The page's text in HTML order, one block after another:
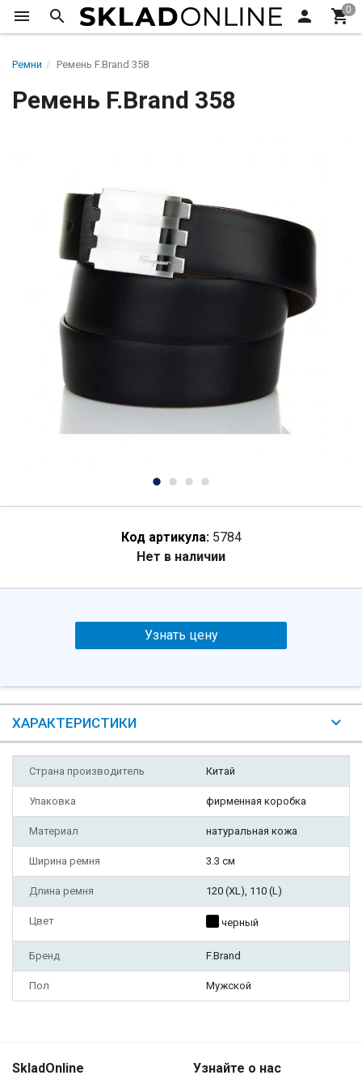
Ремни Ремень F.Brand 358
Ремень F.Brand 358
Код артикула: 5784
Нет в наличии
Узнать цену
ХАРАКТЕРИСТИКИ
Страна производитель Китай
Упаковка фирменная коробка
Материал натуральная кожа
Ширина ремня 3.3 см
Длина ремня 120 (XL), 110 (L)
Цвет черный
Бренд F.Brand
Пол Мужской
SkladOnline Узнайте о нас